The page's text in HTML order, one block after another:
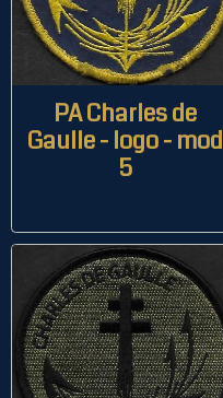
PA Charles de
Gaulle - logo - mod
5